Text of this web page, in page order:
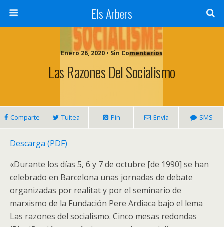
Els Arbers
Enero 26, 2020 • Sin Comentarios
Las Razones Del Socialismo
Comparte Tuitea Pin Envía SMS
Descarga (PDF)
«Durante los días 5, 6 y 7 de octubre [de 1990] se han
celebrado en Barcelona unas jornadas de debate
organizadas por realitat y por el seminario de
marxismo de la Fundación Pere Ardiaca bajo el lema
Las razones del socialismo. Cinco mesas redondas